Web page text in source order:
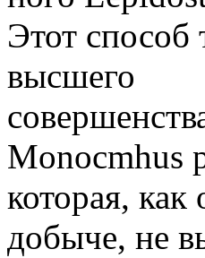
Этот способ
высшего
Monocmhus
которая,
добыче, не